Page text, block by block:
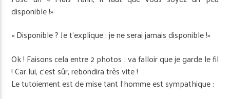
disponible !»
« Disponible ? Je t’explique : je ne serai jamais disponible !»
Ok ! Faisons cela entre 2 photos : va falloir que je garde le fil
! Car lui, c’est sûr, rebondira très vite !
Le tutoiement est de mise tant l’homme est sympathique :